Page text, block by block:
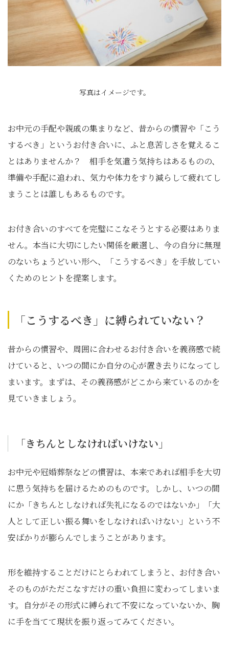
写真はイメージです。
お中元の手配や親戚の集まりなど、昔からの慣習や「こう
するべき」というお付き合いに、ふと息苦しさを覚えるこ
とはありませんか？ 相手を気遣う気持ちはあるものの、
準備や手配に追われ、気力や体力をすり減らして疲れてし
まうことは誰しもあるものです。
お付き合いのすべてを完璧にこなそうとする必要はありま
せん。本当に大切にしたい関係を厳選し、今の自分に無理
のないちょうどいい形へ、「こうするべき」を手放してい
くためのヒントを提案します。
「こうするべき」に縛られていない？
昔からの慣習や、周囲に合わせるお付き合いを義務感で続
けていると、いつの間にか自分の心が置き去りになってし
まいます。まずは、その義務感がどこから来ているのかを
見ていきましょう。
「きちんとしなければいけない」
お中元や冠婚葬祭などの慣習は、本来であれば相手を大切
に思う気持ちを届けるためのものです。しかし、いつの間
にか「きちんとしなければ失礼になるのではないか」「大
人として正しい振る舞いをしなければいけない」という不
安ばかりが膨らんでしまうことがあります。
形を維持することだけにとらわれてしまうと、お付き合い
そのものがただこなすだけの重い負担に変わってしまいま
す。自分がその形式に縛られて不安になっていないか、胸
に手を当てて現状を振り返ってみてください。